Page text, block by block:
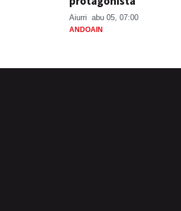
Aiurri abu 05, 07:00
ANDOAIN